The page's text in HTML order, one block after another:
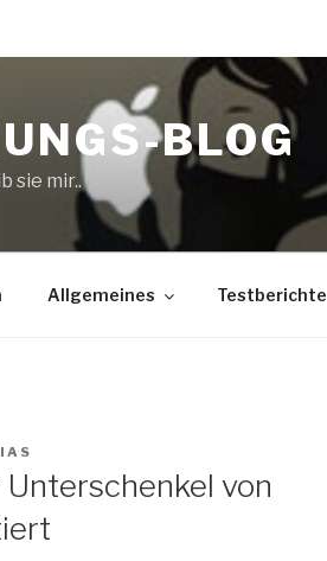
BLOG
sie mir..
Allgemeines Testberichte
von